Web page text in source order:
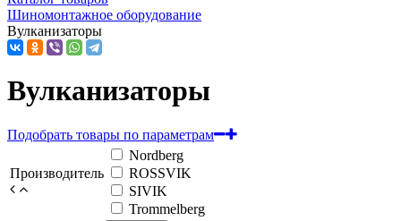
Шиномонтажное оборудование
Вулканизаторы
Вулканизаторы
Подобрать товары по параметрам
Производитель
Nordberg
ROSSVIK
SIVIK
Trommelberg